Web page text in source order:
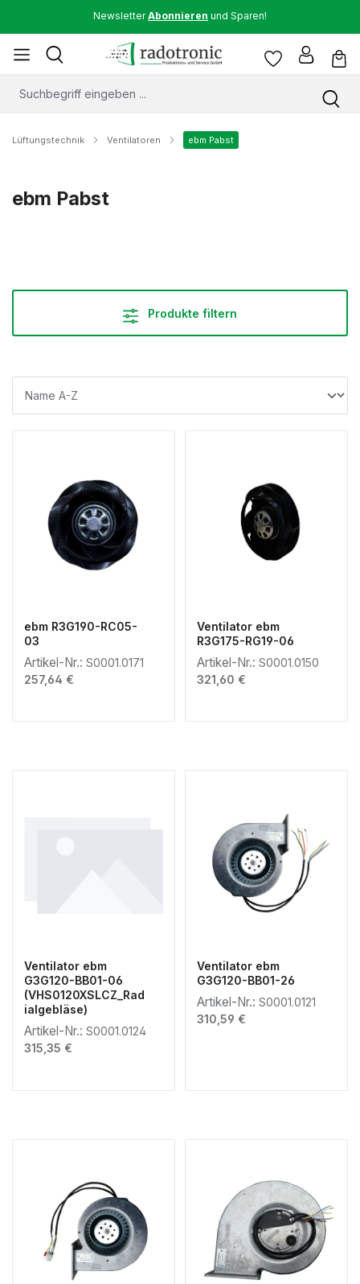
NewsletterAbonnieren und Sparen!
Lüftungstechnik Ventilatoren ebm Pabst
ebm Pabst
Produkte filtern
ebm R3G190-RC05-
03
Artikel-Nr.: S0001.0171
Regulärer Preis:
257,64 €
Ventilator ebm
R3G175-RG19-06
Artikel-Nr.: S0001.0150
Regulärer Preis:
321,60 €
Ventilator ebm
G3G120-BB01-06
(VHS0120XSLCZ_Rad
ialgebläse)
Artikel-Nr.: S0001.0124
Regulärer Preis:
315,35 €
Ventilator ebm
G3G120-BB01-26
Artikel-Nr.: S0001.0121
Regulärer Preis:
310,59 €